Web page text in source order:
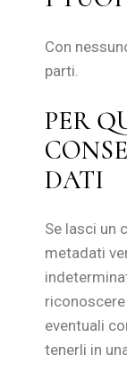
Con
parti.
PER
DATI
Se lasci un
metadati
eventuali
tenerli in